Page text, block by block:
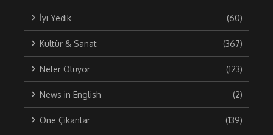
İyi Yedik (60)
Kültür & Sanat (367)
Neler Oluyor (123)
News in English (2)
Öne Çıkanlar (139)